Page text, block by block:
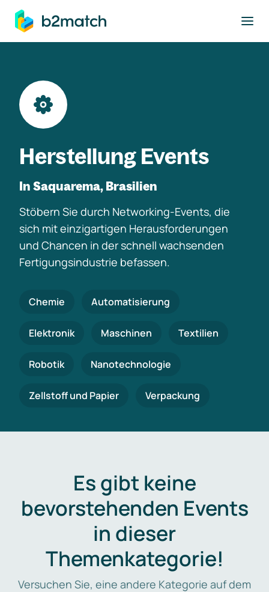
springen
Herstellung Events
In Saquarema, Brasilien
Stöbern Sie durch Networking-Events, die
sich mit einzigartigen Herausforderungen
und Chancen in der schnell wachsenden
Fertigungsindustrie befassen.
Chemie Automatisierung
Elektronik Maschinen Textilien
Robotik Nanotechnologie
Zellstoff und Papier Verpackung
Es gibt keine
bevorstehenden Events
in dieser
Themenkategorie!
Versuchen Sie, eine andere Kategorie auf dem